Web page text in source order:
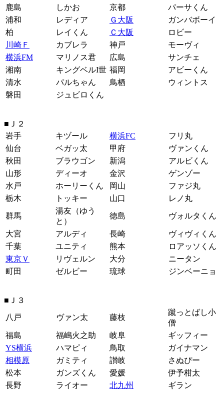
鹿島
しかお 京都
パーサくん
浦和
レディア Ｇ大阪
ガンバボーイ
柏
レイくん Ｃ大阪
ロビー
川崎Ｆ
カブレラ 神戸
モーヴィ
横浜FM
マリノス君 広島
サンチェ
湘南
キングベルI世 福岡
アビーくん
清水
パルちゃん 鳥栖
ウィントス
磐田
ジュビロくん
■Ｊ２
岩手
キヅール 横浜FC
フリ丸
仙台
ベガッ太 甲府
ヴァンくん
秋田
ブラウゴン 新潟
アルビくん
山形
ディーオ 金沢
ゲンゾー
水戸
ホーリーくん 岡山
ファジ丸
栃木
トッキー 山口 レノ丸
群馬
湯友（ゆう
と）
徳島 ヴォルタくん
大宮 アルディ 長崎
ヴィヴィくん
千葉
ユニティ 熊本
ロアッソくん
東京Ｖ
リヴェルン 大分
ニータン
町田
ゼルビー 琉球 ジンベーニョ
■Ｊ３
八戸
ヴァン太 藤枝
蹴っとばし小
僧
福島
福嶋火之助 岐阜
ギッフィー
YS横浜
ハマピィ 鳥取
ガイナマン
相模原
ガミティ 讃岐
さぬぴー
松本
ガンズくん 愛媛
伊予柑太
長野
ライオー 北九州
ギラン